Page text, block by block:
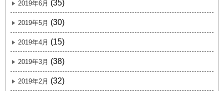
2019年6月 (35)
2019年5月 (30)
2019年4月 (15)
2019年3月 (38)
2019年2月 (32)